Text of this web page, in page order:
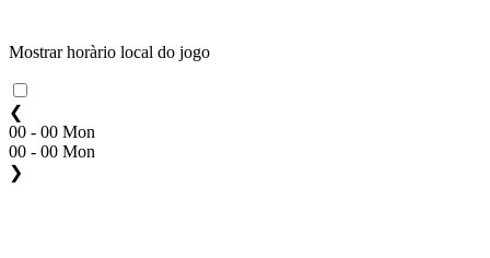
Mostrar horàrio local do jogo
❮
00 - 00 Mon
00 - 00 Mon
❯